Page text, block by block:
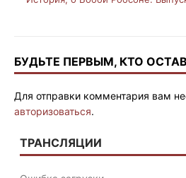
БУДЬТЕ ПЕРВЫМ, КТО
Для отправки комментария вам
авторизоваться.